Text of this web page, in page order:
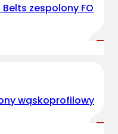
zespolony FO
wąskoprofilowy